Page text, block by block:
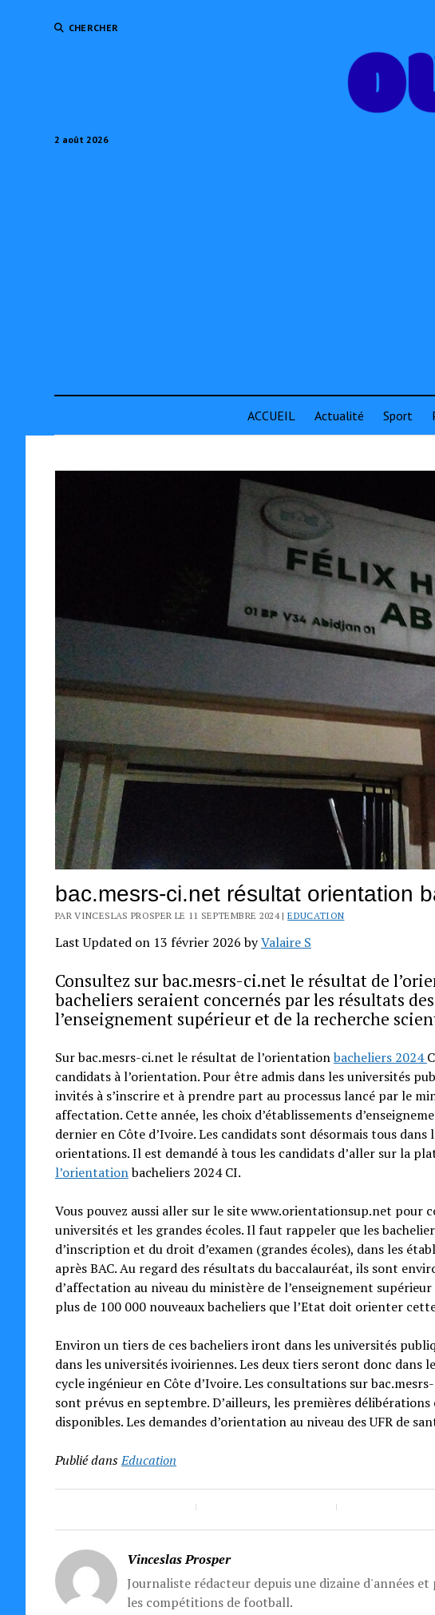
CHERCHER
2 août 2026
ACCUEIL Actualité Sport
bac.mesrs-ci.net résultat orientation
PAR VINCESLAS PROSPER LE 11 SEPTEMBRE 2024 |EDUCATION
Last Updated on 13 février 2026 byValaire S
Consultez sur bac.mesrs-ci.net le résultat de
bacheliers seraient concernés par les résultats
l’enseignement supérieur et de la recherche
Sur bac.mesrs-ci.net le résultat de l’orientationbacheliers 2024
candidats à l’orientation. Pour être admis dans les universités
invités à s’inscrire et à prendre part au processus lancé par le
affectation. Cette année, les choix d’établissements
dernier en Côte d’Ivoire. Les candidats sont désormais tous
orientations. Il est demandé à tous les candidats d’aller sur la
l’orientationbacheliers 2024 CI.
Vous pouvez aussi aller sur le site www.orientationsup.net pour
universités et les grandes écoles. Il faut rappeler que les
d’inscription et du droit d’examen (grandes écoles), dans les
après BAC. Au regard des résultats du baccalauréat, ils sont
d’affectation au niveau du ministère de l’enseignement
plus de 100 000 nouveaux bacheliers que l’Etat doit orienter
Environ un tiers de ces bacheliers iront dans les universités
dans les universités ivoiriennes. Les deux tiers seront donc
cycle ingénieur en Côte d’Ivoire. Les consultations sur
sont prévus en septembre. D’ailleurs, les premières
disponibles. Les demandes d’orientation au niveau des UFR de
Publié dansEducation
Vinceslas Prosper
Journaliste rédacteur depuis une dizaine d'années
les compétitions de football.